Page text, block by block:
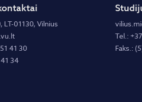
LT-01130, Vilnius
41 30
34
Tel.:
Faks.: